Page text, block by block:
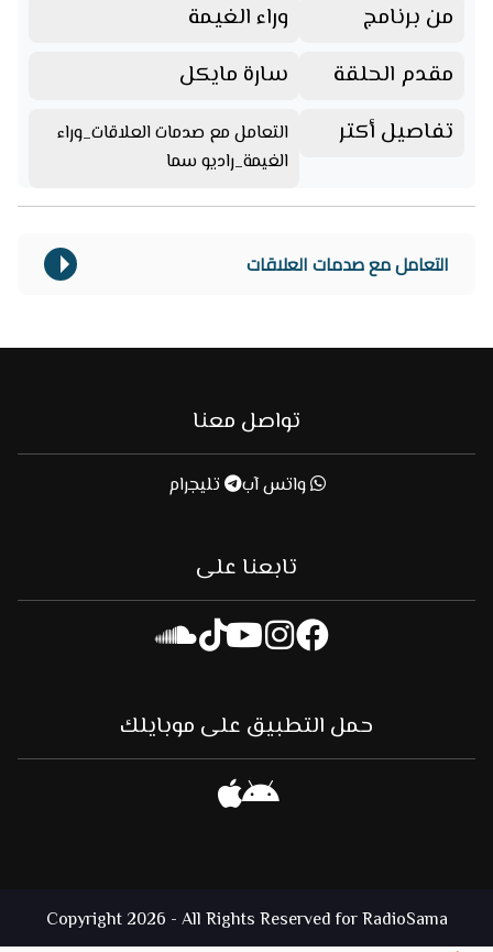
من برنامج
وراء الغيمة
مقدم الحلقة
سارة مايكل
تفاصيل أكتر
التعامل مع صدمات العلاقات_وراء
الغيمة_راديو سما
التعامل مع صدمات العلاقات
تواصل معنا
واتس آب تليجرام
تابعنا على
حمل التطبيق على موبايلك
Copyright 2026 - All Rights Reserved for RadioSama